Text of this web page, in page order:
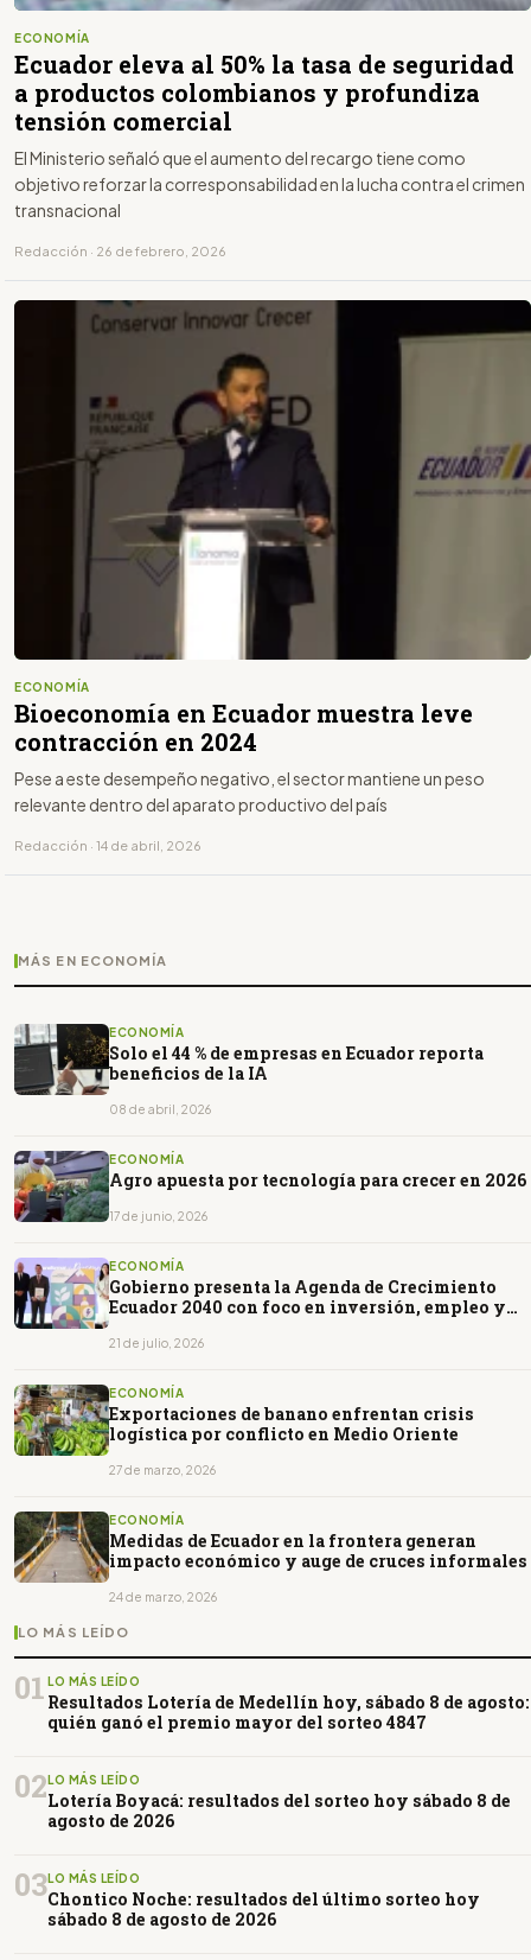
ECONOMÍA
Ecuador eleva al 50% la tasa de seguridad
a productos colombianos y profundiza
tensión comercial
El Ministerio señaló que el aumento del recargo tiene como
objetivo reforzar la corresponsabilidad en la lucha contra el crimen
transnacional
Redacción · 26 de febrero, 2026
ECONOMÍA
Bioeconomía en Ecuador muestra leve
contracción en 2024
Pese a este desempeño negativo, el sector mantiene un peso
relevante dentro del aparato productivo del país
Redacción · 14 de abril, 2026
MÁS EN ECONOMÍA
ECONOMÍA
Solo el 44 % de empresas en Ecuador reporta
beneficios de la IA
08 de abril, 2026
ECONOMÍA
Agro apuesta por tecnología para crecer en 2026
17 de junio, 2026
ECONOMÍA
Gobierno presenta la Agenda de Crecimiento
Ecuador 2040 con foco en inversión, empleo y
21 de julio, 2026
ECONOMÍA
Exportaciones de banano enfrentan crisis
logística por conflicto en Medio Oriente
27 de marzo, 2026
ECONOMÍA
Medidas de Ecuador en la frontera generan
impacto económico y auge de cruces informales
24 de marzo, 2026
LO MÁS LEÍDO
01 LO MÁS LEÍDO
Resultados Lotería de Medellín hoy, sábado 8 de agosto:
quién ganó el premio mayor del sorteo 4847
02LO MÁS LEÍDO
Lotería Boyacá: resultados del sorteo hoy sábado 8 de
agosto de 2026
03LO MÁS LEÍDO
Chontico Noche: resultados del último sorteo hoy
sábado 8 de agosto de 2026